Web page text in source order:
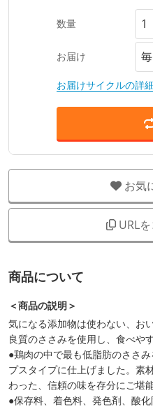
数量
お届け
お届けサイクルの詳
お気
URL
商品について
＜商品の説明＞
気になる添加物は使わない、お
良質のささみを使用し、食べや
●鶏肉の中で最も低脂肪のささ
プスタイプに仕上げました。素
わった、信頼の味を存分にご堪
●保存料、着色料、発色剤、酸化